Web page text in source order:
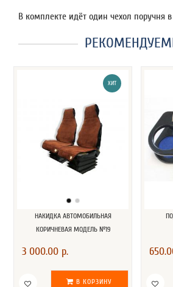
В комплекте идёт один чехол поручня
ХИТ
НАКИДКА АВТОМОБИЛЬНАЯ
КОРИЧНЕВАЯ МОДЕЛЬ №19
3 000.00 р.
В КОРЗИНУ